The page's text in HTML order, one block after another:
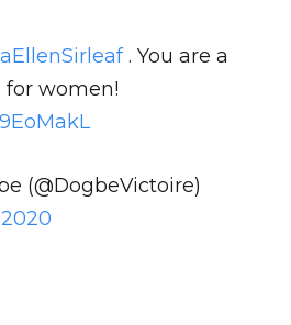
. You are a
women!
(@DogbeVictoire)